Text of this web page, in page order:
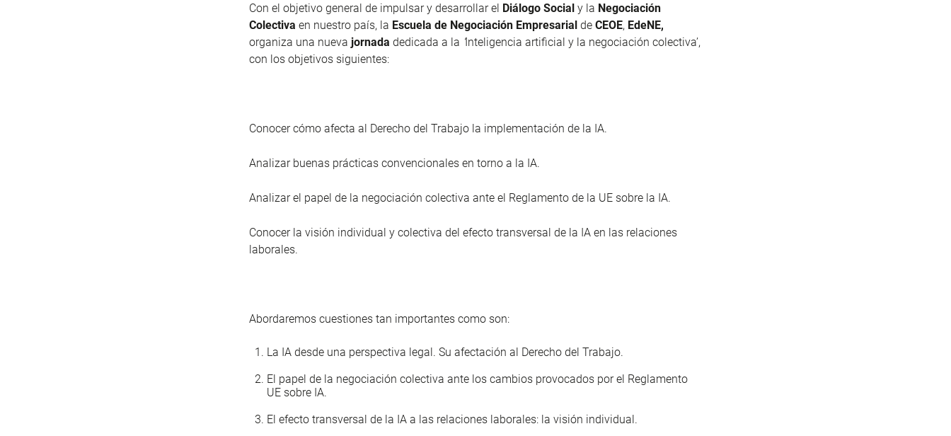
Con el objetivo general de impulsar y desarrollar el Diálogo Social y la Negociación
Colectiva en nuestro país, la Escuela de Negociación Empresarial de CEOE, EdeNE,
organiza una nueva jornada dedicada a la Inteligencia artificial y la negociación colectiva’,
con los objetivos siguientes:
Conocer cómo afecta al Derecho del Trabajo la implementación de la IA.
Analizar buenas prácticas convencionales en torno a la IA.
Analizar el papel de la negociación colectiva ante el Reglamento de la UE sobre la IA.
Conocer la visión individual y colectiva del efecto transversal de la IA en las relaciones
laborales.
Abordaremos cuestiones tan importantes como son:
La IA desde una perspectiva legal. Su afectación al Derecho del Trabajo.
El papel de la negociación colectiva ante los cambios provocados por el Reglamento
UE sobre IA.
El efecto transversal de la IA a las relaciones laborales: la visión individual.